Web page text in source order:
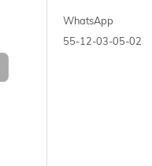
WhatsApp
55-12-03-05-02